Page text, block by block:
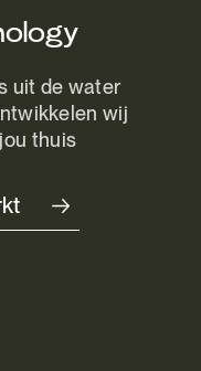
uit de water
wij
thuis